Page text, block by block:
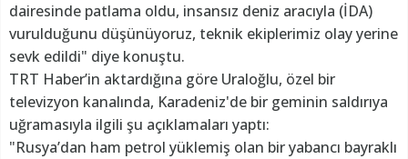
dairesinde patlama oldu, insansız deniz aracıyla (İDA)
vurulduğunu düşünüyoruz, teknik ekiplerimiz olay yerine
sevk edildi" diye konuştu.
TRT Haber’in aktardığına göre Uraloğlu, özel bir
televizyon kanalında, Karadeniz'de bir geminin saldırıya
uğramasıyla ilgili şu açıklamaları yaptı:
"Rusya’dan ham petrol yüklemiş olan bir yabancı bayraklı